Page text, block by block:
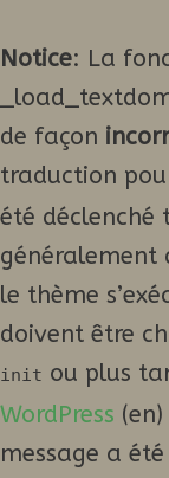
Notice: La
de façon
traduction
été déclenché
généralement
le thème
doivent être
init ou plus
WordPress
message a